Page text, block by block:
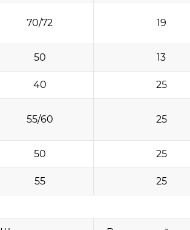
70/72 19
50 13
40 25
55/60 25
50 25
55 25